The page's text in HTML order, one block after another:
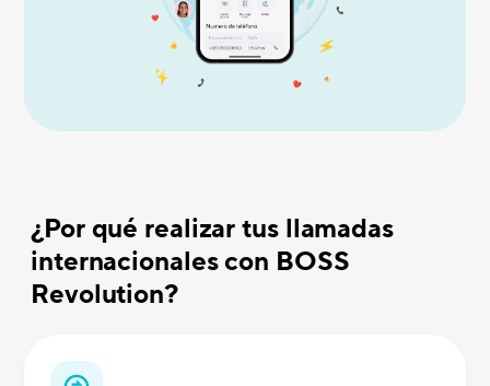
¿Por qué realizar tus llamadas
internacionales con BOSS
Revolution?